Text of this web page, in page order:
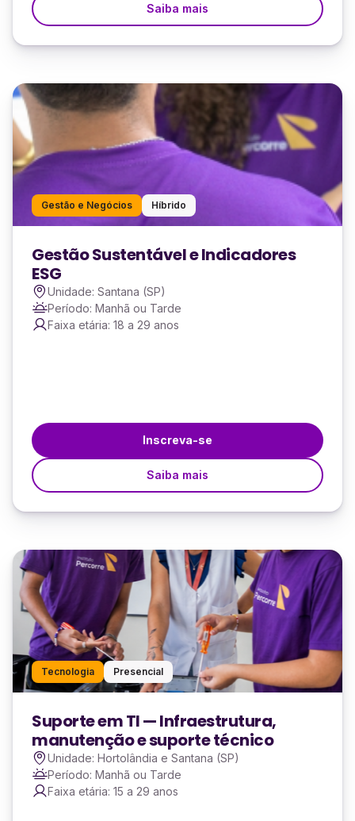
Saiba mais
Gestão e Negócios Híbrido
Gestão Sustentável e Indicadores
ESG
Unidade: Santana (SP)
Período: Manhã ou Tarde
Faixa etária: 18 a 29 anos
Inscreva-se
Saiba mais
Tecnologia Presencial
Suporte em TI — Infraestrutura,
manutenção e suporte técnico
Unidade: Hortolândia e Santana (SP)
Período: Manhã ou Tarde
Faixa etária: 15 a 29 anos